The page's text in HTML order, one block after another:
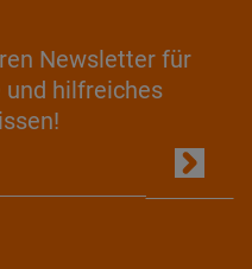
Newsletter für
hilfreiches